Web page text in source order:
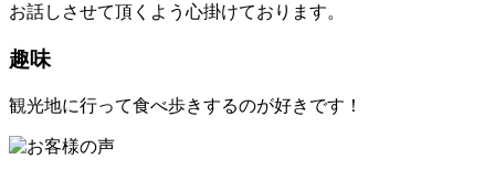
お話しさせて頂くよう心掛けております。
趣味
観光地に行って食べ歩きするのが好きです！